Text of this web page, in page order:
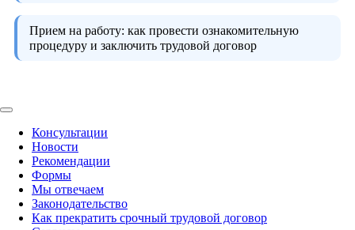
Прием на работу: как провести ознакомительную
процедуру и заключить трудовой договор
Консультации
Новости
Рекомендации
Формы
Мы отвечаем
Законодательство
Как прекратить срочный трудовой договор